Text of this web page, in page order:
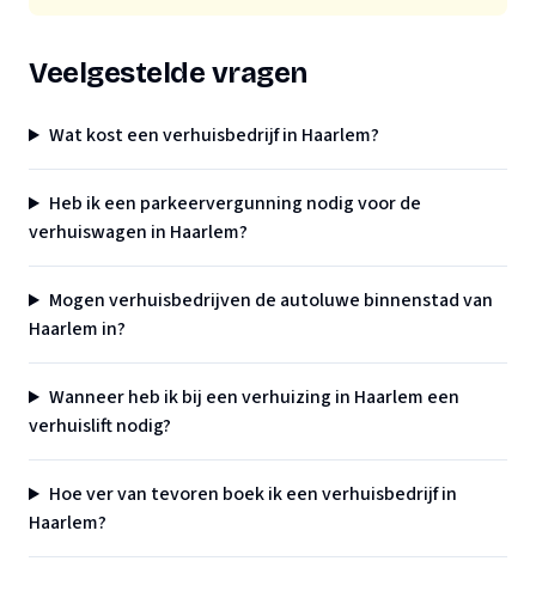
Veelgestelde vragen
Wat kost een verhuisbedrijf in Haarlem?
Heb ik een parkeervergunning nodig voor de
verhuiswagen in Haarlem?
Mogen verhuisbedrijven de autoluwe binnenstad van
Haarlem in?
Wanneer heb ik bij een verhuizing in Haarlem een
verhuislift nodig?
Hoe ver van tevoren boek ik een verhuisbedrijf in
Haarlem?